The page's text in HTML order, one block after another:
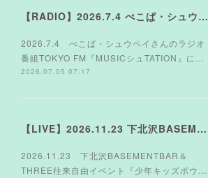
【RADIO】2026.7.4 ぺこぱ・シュウペイさんのラジオ TOKYO FM『MUSICシュTATION』
2026.7.4 ぺこぱ・シュウペイさんのラジオ
番組TOKYO FM『MUSICシュTATION』に…
2026.07.05 07:17
【LIVE】2026.11.23 下北沢BASEMENTBAR＆THREE
2026.11.23 下北沢BASEMENTBAR＆
THREE往来自由イベント『少年キッズボウ…